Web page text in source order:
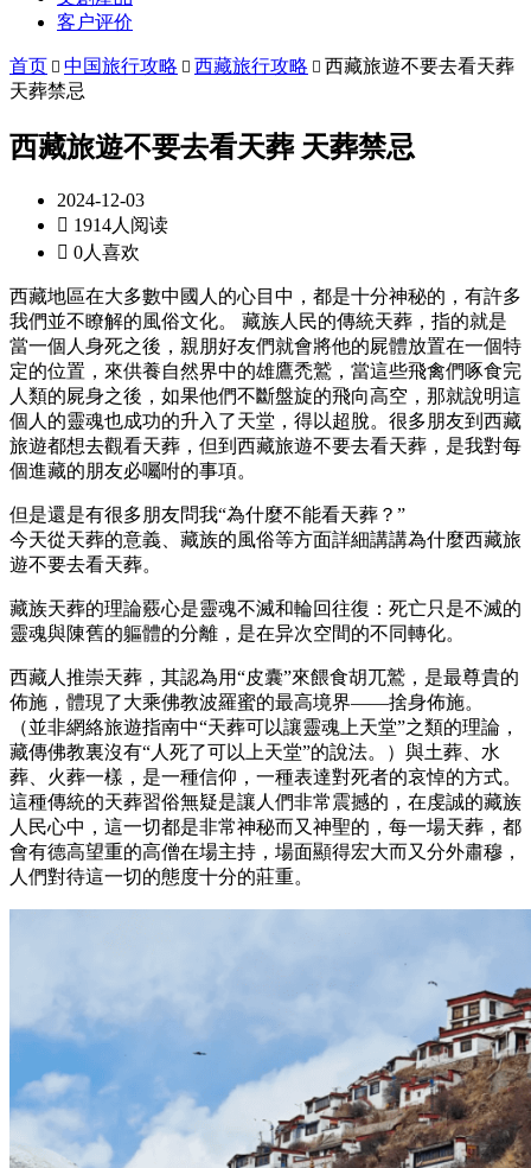
客户评价
首页  中国旅行攻略  西藏旅行攻略  西藏旅遊不要去看天葬
天葬禁忌
西藏旅遊不要去看天葬 天葬禁忌
2024-12-03
 1914人阅读
 0人喜欢
西藏地區在大多數中國人的心目中，都是十分神秘的，有許多
我們並不瞭解的風俗文化。 藏族人民的傳統天葬，指的就是
當一個人身死之後，親朋好友們就會將他的屍體放置在一個特
定的位置，來供養自然界中的雄鷹禿鷲，當這些飛禽們啄食完
人類的屍身之後，如果他們不斷盤旋的飛向高空，那就說明這
個人的靈魂也成功的升入了天堂，得以超脫。很多朋友到西藏
旅遊都想去觀看天葬，但到西藏旅遊不要去看天葬，是我對每
個進藏的朋友必囑咐的事項。
但是還是有很多朋友問我“為什麼不能看天葬？”
今天從天葬的意義、藏族的風俗等方面詳細講講為什麼西藏旅
遊不要去看天葬。
藏族天葬的理論覈心是靈魂不滅和輪回往復：死亡只是不滅的
靈魂與陳舊的軀體的分離，是在异次空間的不同轉化。
西藏人推崇天葬，其認為用“皮囊”來餵食胡兀鷲，是最尊貴的
佈施，體現了大乘佛教波羅蜜的最高境界——捨身佈施。
（並非網絡旅遊指南中“天葬可以讓靈魂上天堂”之類的理論，
藏傳佛教裏沒有“人死了可以上天堂”的說法。）與土葬、水
葬、火葬一樣，是一種信仰，一種表達對死者的哀悼的方式。
這種傳統的天葬習俗無疑是讓人們非常震撼的，在虔誠的藏族
人民心中，這一切都是非常神秘而又神聖的，每一場天葬，都
會有德高望重的高僧在場主持，場面顯得宏大而又分外肅穆，
人們對待這一切的態度十分的莊重。